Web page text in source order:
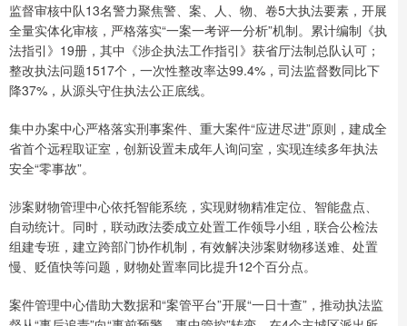
监督审核中队13名警力聚焦警、案、人、物、卷5大执法要素，开展
全量实体化审核，严格落实“一案一考评一分析”机制。累计编制《执
法指引》19册，其中《涉企执法工作指引》获省厅法制总队认可；
整改执法问题1517个，一次性整改率达99.4%，司法监督数同比下
降37%，从源头守住执法公正底线。
集中办案中心严格落实刑事案件、重大案件“应进尽进”原则，建成全
省首个远程取证室，创新设置未成年人询问室，实现连续多年执法
安全“零事故”。
涉案财物管理中心依托智能系统，实现财物精准定位、智能盘点、
自动统计。同时，联动政法委成立处置工作领导小组，联合公检法
组建专班，建立跨部门协作机制，有效解决涉案财物移送难、处置
慢、贬值快等问题，财物处置率同比提升12个百分点。
案件管理中心借助大数据和“案管平台”开展“一日十查”，推动执法监